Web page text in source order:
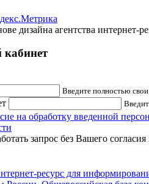
дизайна агентства интернет-
Введите полностью
на обработку введенной
запрос без Вашего